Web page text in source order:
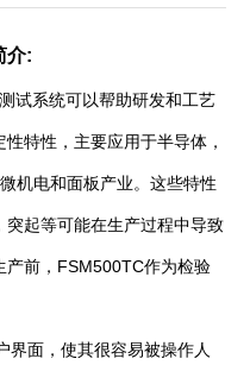
介:
系统可以帮助研发和工艺
特性，主要应用于半导体，
机电和面板产业。这些特性
起等可能在生产过程中导致
产前，FSM500TC作为检验
面，使其很容易被操作人